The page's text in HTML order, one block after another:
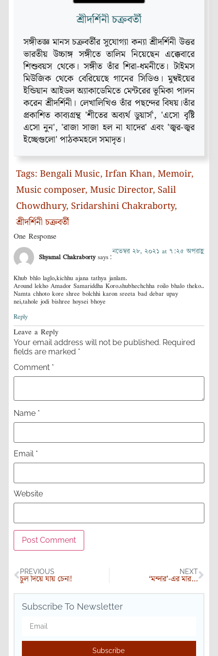
শ্রীদর্শিনী চক্রবর্তী
সঙ্গীতজ্ঞ মানস চক্রবর্তীর সুযোগ্যা কন্যা শ্রীদর্শিনী উত্তর
ভারতীয় উচ্চাঙ্গ সঙ্গীতে তালিম নিয়েছেন এক্কেবারে
শিশুবয়স থেকে। সঙ্গীত তাঁর শিরা-ধমনীতে। টাইমস
মিউজিক থেকে বেরিয়েছে গানের সিডিও। মুম্বইয়ের
ইন্ডিয়ান আইডল অ্যাকাডেমিতে মেন্টরের ভূমিকা পালন
করেন শ্রীদর্শিনী। লেখালিখিও তাঁর পছন্দের বিষয়।তাঁর
প্রকাশিত কাব্যগ্রন্থ 'শীতের অব্যর্থ ডুয়ার্স', 'এসো বৃষ্টি
এসো নুন', 'রাজা সাজা হল না যাদের' এবং 'জ্বর-জ্বর
ইচ্ছেগুলো' পাঠকমহলে সমাদৃত।
Tags: Bengali Music, Irfan Khan, Memoir,
Music composer, Music Director, Salil
Chowdhury, Sridarshini Chakraborty,
শ্রীদর্শিনী চক্রবর্তী
One Response
Shyamal Chakraborty says:
নভেম্বর ২৮, ২০২১ at ৭:২৫ অপরাহ্ণ
Khub bhlo laglo,kichhu ajana tathya janlam.
Around lekho Amador Samariddha Koro.shubhechchha roilo bhalo theko..
Namta chhoto kore shree bolchhi karon sreeta bad debar upay
nei,tahole jodi bishree hoysei bhoye
Reply
Leave a Reply
Your email address will not be published. Required
fields are marked *
Comment *
Name *
Email *
Website
PREVIOUS
চুল দিয়ে যায় চেনা!
NEXT
‘মন্দার’-এর মার…
Subscribe To Newsletter
Subscribe